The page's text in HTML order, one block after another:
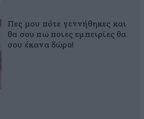
Πες μου πότε γεννήθηκες και
θα σου πω ποιες εμπειρίες θα
σου έκανα δώρο!